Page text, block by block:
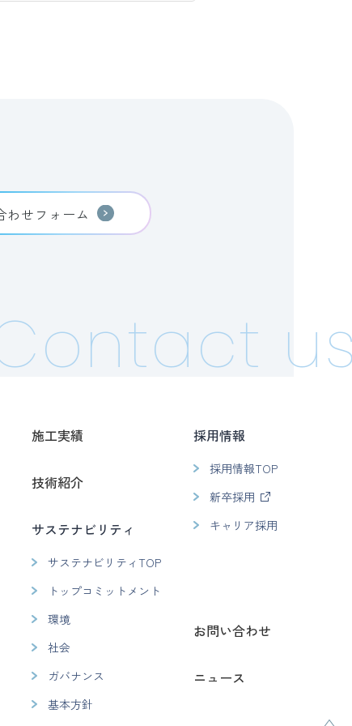
わせフォーム
us!
施工実績
技術紹介
サステナビリティ
サステナビリティTOP
トップコミットメント
環境
社会
ガバナンス
基本方針
採用情報
採用情報TOP
新卒採用
キャリア採用
お問い合わせ
ニュース